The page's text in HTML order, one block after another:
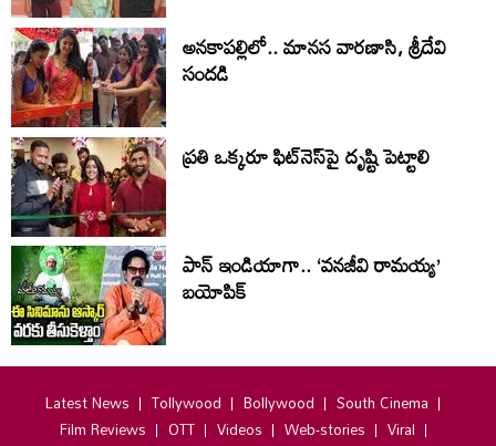
అనకాపల్లిలో.. మానస వారణాసి, శ్రీదేవి
సంద‌డి
ప్ర‌తి ఒక్క‌రూ ఫిట్‌నెస్‌పై దృష్టి పెట్టాలి
పాన్ ఇండియాగా.. ‘వనజీవి రామయ్య’
బయోపిక్
Latest News Tollywood Bollywood
South Cinema
Film Reviews
OTT Videos Web-stories
Viral